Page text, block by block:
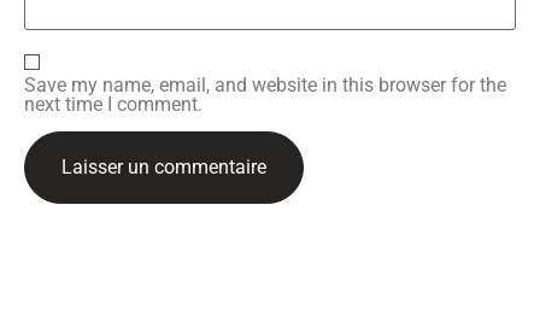
Save my name, email, and website in this browser for the
next time I comment.